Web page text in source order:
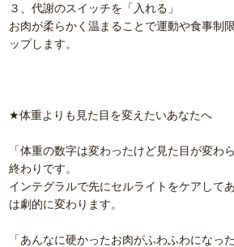
３、代謝のスイッチを「入れる」
お肉が柔らかく温まることで運動や食事制
ップします。
★体重よりも見た目を変えたいあなたへ
「体重の数字は変わったけど見た目が変わ
終わりです。
インテグラルで先にセルライトをケアして
は劇的に変わります。
「あんなに硬かったお肉がふわふわになっ